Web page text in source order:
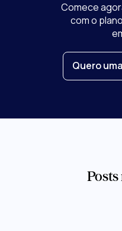
Comece
com o
Quero